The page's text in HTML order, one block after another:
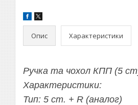
Опис Характеристики
Ручка та чохол КПП (5
Характеристики:
Тип: 5 ст. + R (аналог)